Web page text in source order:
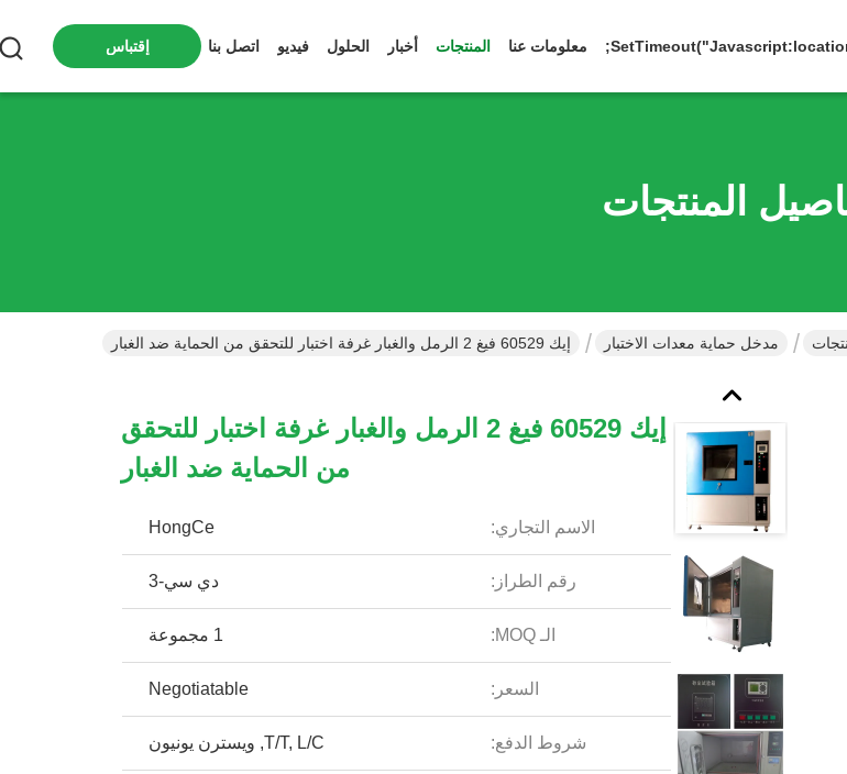
معلومات عنا المنتجات أخبار الحلول فيديو اتصل بنا إقتباس
المنتجات
مدخل حماية معدات الاختبار إيك 60529 فيغ 2 الرمل والغبار غرفة اختبار للتحقق من الحماية ضد الغبار
إيك 60529 فيغ 2 الرمل والغبار غرفة اختبار للتحقق
من الحماية ضد الغبار
الاسم التجاري: HongCe
رقم الطراز: دي سي-3
الـ MOQ: 1 مجموعة
السعر: Negotiatable
شروط الدفع: T/T, L/C, ويسترن يونيون